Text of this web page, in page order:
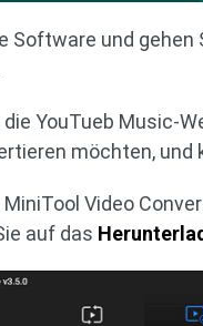
Software und
YouTueb Music-
möchten, und
MiniTool Video
auf das